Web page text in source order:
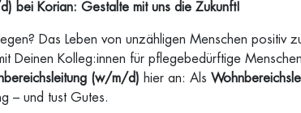
bei Korian: Gestalte mit uns die Zukunft!
Das Leben von unzähligen Menschen positiv
Deinen Kolleg:innen für pflegebedürftige
(w/m/d) hier an: Als
– und tust Gutes.